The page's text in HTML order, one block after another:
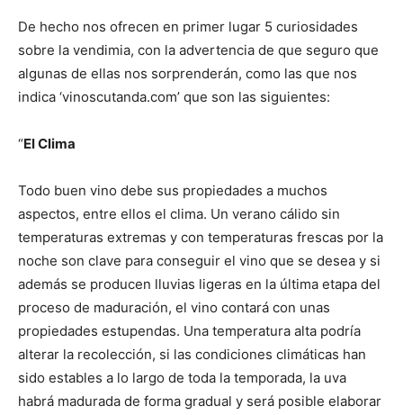
De hecho nos ofrecen en primer lugar 5 curiosidades
sobre la vendimia, con la advertencia de que seguro que
algunas de ellas nos sorprenderán, como las que nos
indica ‘vinoscutanda.com’ que son las siguientes:
“El Clima
Todo buen vino debe sus propiedades a muchos
aspectos, entre ellos el clima. Un verano cálido sin
temperaturas extremas y con temperaturas frescas por la
noche son clave para conseguir el vino que se desea y si
además se producen lluvias ligeras en la última etapa del
proceso de maduración, el vino contará con unas
propiedades estupendas. Una temperatura alta podría
alterar la recolección, si las condiciones climáticas han
sido estables a lo largo de toda la temporada, la uva
habrá madurada de forma gradual y será posible elaborar